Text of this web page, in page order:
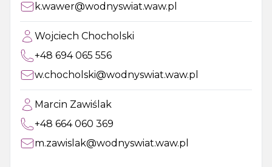
k.wawer@wodnyswiat.waw.pl
Wojciech Chocholski
+48 694 065 556
w.chocholski@wodnyswiat.waw.pl
Marcin Zawiślak
+48 664 060 369
m.zawislak@wodnyswiat.waw.pl